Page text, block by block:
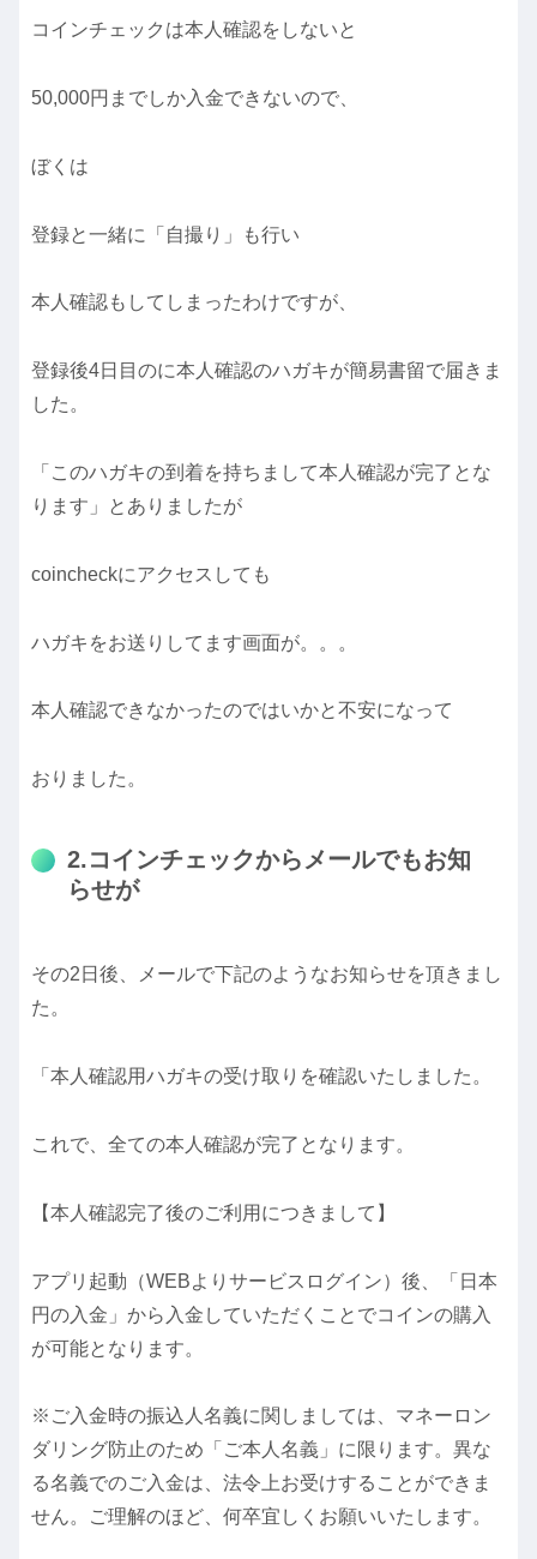
コインチェックは本人確認をしないと
50,000円までしか入金できないので、
ぼくは
登録と一緒に「自撮り」も行い
本人確認もしてしまったわけですが、
登録後4日目のに本人確認のハガキが簡易書留で届きま
した。
「このハガキの到着を持ちまして本人確認が完了とな
ります」とありましたが
coincheckにアクセスしても
ハガキをお送りしてます画面が。。。
本人確認できなかったのではいかと不安になって
おりました。
2.コインチェックからメールでもお知
らせが
その2日後、メールで下記のようなお知らせを頂きまし
た。
「本人確認用ハガキの受け取りを確認いたしました。
これで、全ての本人確認が完了となります。
【本人確認完了後のご利用につきまして】
アプリ起動（WEBよりサービスログイン）後、「日本
円の入金」から入金していただくことでコインの購入
が可能となります。
※ご入金時の振込人名義に関しましては、マネーロン
ダリング防止のため「ご本人名義」に限ります。異な
る名義でのご入金は、法令上お受けすることができま
せん。ご理解のほど、何卒宜しくお願いいたします。